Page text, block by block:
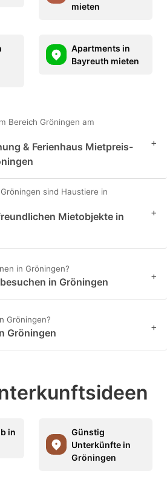
mieten
Apartments in
Bayreuth mieten
Bereich Gröningen am
& Ferienhaus Mietpreis-
+
sind Haustiere in
Mietobjekte in
+
in Gröningen?
in Gröningen +
Gröningen?
Gröningen +
in
Günstig
Unterkünfte in
Gröningen